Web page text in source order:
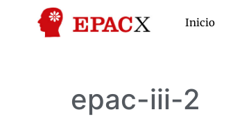
Inicio
epac-iii-2